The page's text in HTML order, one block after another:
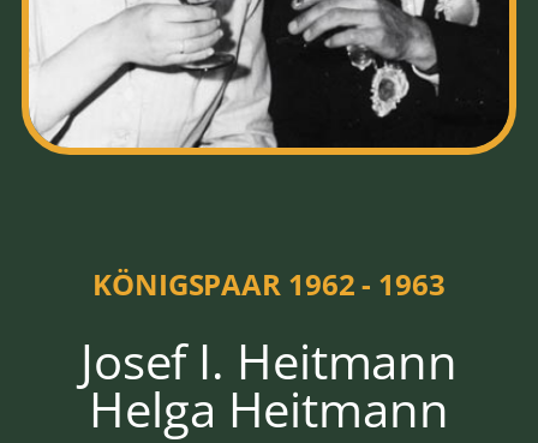
KÖNIGSPAAR 1962 - 1963
Josef I. Heitmann
Helga Heitmann